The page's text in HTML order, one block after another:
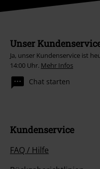
Unser
Ja, unser Kundenservice ist
14:00 Uhr. Mehr Infos
Chat starten
Kundenservice
FAQ / Hilfe